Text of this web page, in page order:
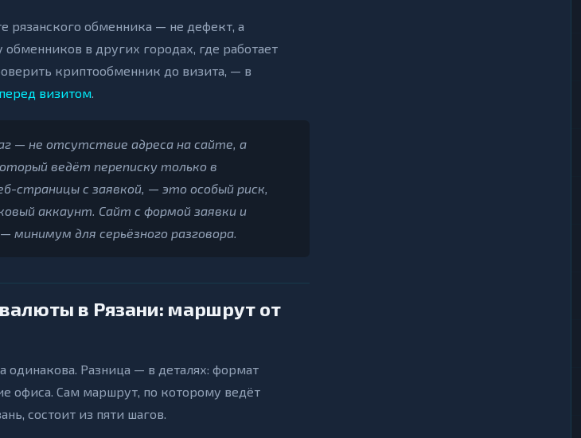
рязанского обменника — не дефект, а
в других городах, где работает
криптообменник до визита, — в
визитом.
— не отсутствие адреса на сайте, а
ведёт переписку только в
страницы с заявкой, — это особый риск,
аккаунт. Сайт с формой заявки и
минимум для серьёзного разговора.
в Рязани: маршрут от
одинакова. Разница — в деталях: формат
офиса. Сам маршрут, по которому ведёт
состоит из пяти шагов.